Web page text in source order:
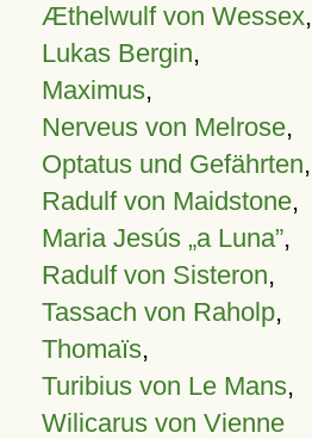
Æthelwulf von Wessex,
Lukas Bergin,
Maximus,
Nerveus von Melrose,
Optatus und Gefährten,
Radulf von Maidstone,
Maria Jesús „a Luna”,
Radulf von Sisteron,
Tassach von Raholp,
Thomaïs,
Turibius von Le Mans,
Wilicarus von Vienne